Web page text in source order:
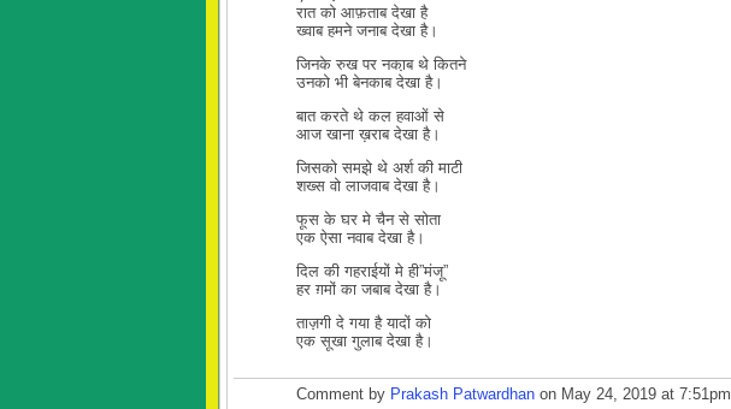
रात को आफ़ताब देखा है
ख्वाब हमने जनाब देखा है।
जिनके रुख पर नका़ब थे कितने
उनको भी बेनकाब देखा है।
बात करते थे कल हवाओं से
आज खाना ख़राब देखा है।
जिसको समझे थे अर्श की माटी
शख्स वो लाजवाब देखा है।
फूस के घर मे चैन से सोता
एक ऐसा नवाब देखा है।
दिल की गहराईयों मे ही”मंजू”
हर ग़मों का जबाब देखा है।
ताज़गी दे गया है यादों को
एक सूखा गुलाब देखा है।
Comment by Prakash Patwardhan on May 24, 2019 at 7:51pm